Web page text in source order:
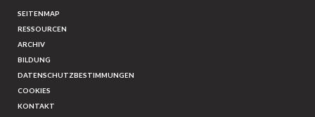
SEITENMAP
RESSOURCEN
ARCHIV
BILDUNG
DATENSCHUTZBESTIMMUNGEN
COOKIES
KONTAKT